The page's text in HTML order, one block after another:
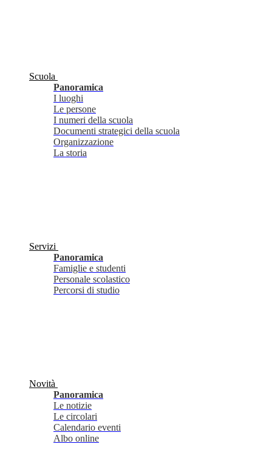
Scuola
Panoramica
I luoghi
Le persone
I numeri della scuola
Documenti strategici della scuola
Organizzazione
La storia
Servizi
Panoramica
Famiglie e studenti
Personale scolastico
Percorsi di studio
Novità
Panoramica
Le notizie
Le circolari
Calendario eventi
Albo online